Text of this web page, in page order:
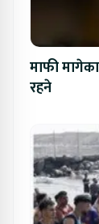
माफी
रहने